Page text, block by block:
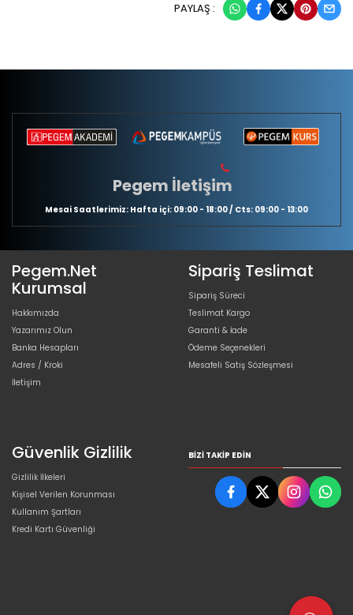
PAYLAŞ :
Pegem İletişim
Mesai Saatlerimiz: Hafta içi: 09:00 - 18:00 / Cts: 09:00 - 13:00
Pegem.Net
Kurumsal
Hakkımızda
Yazarımız Olun
Banka Hesapları
Adres / Kroki
İletişim
Sipariş Teslimat
Sipariş Süreci
Teslimat Kargo
Garanti & İade
Ödeme Seçenekleri
Mesafeli Satış Sözleşmesi
Güvenlik Gizlilik
Gizlilik İlkeleri
Kişisel Verilen Korunması
Kullanım Şartları
Kredi Kartı Güvenliği
BIZI TAKIP EDIN